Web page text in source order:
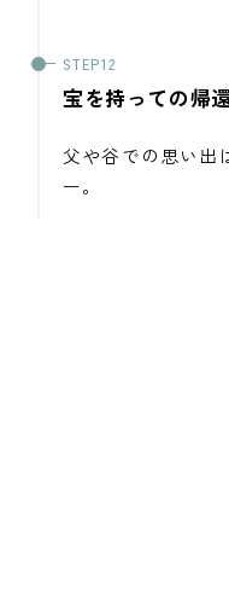
宝を持っての帰
父や谷での思い出
ー。